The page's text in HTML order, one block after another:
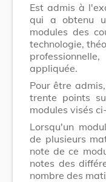
Est admis à
qui a obtenu
modules des
technologie,
appliquée.
Pour être
trente points
modules visés
Lorsqu'un
de plusieurs
note de ce
notes des
nombre des